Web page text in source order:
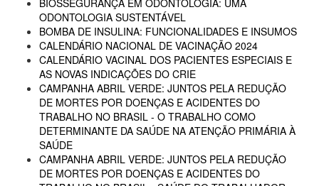
BIOSSEGURANÇA EM ODONTOLOGIA: UMA
ODONTOLOGIA SUSTENTÁVEL
BOMBA DE INSULINA: FUNCIONALIDADES E INSUMOS
CALENDÁRIO NACIONAL DE VACINAÇÃO 2024
CALENDÁRIO VACINAL DOS PACIENTES ESPECIAIS E
AS NOVAS INDICAÇÕES DO CRIE
CAMPANHA ABRIL VERDE: JUNTOS PELA REDUÇÃO
DE MORTES POR DOENÇAS E ACIDENTES DO
TRABALHO NO BRASIL - O TRABALHO COMO
DETERMINANTE DA SAÚDE NA ATENÇÃO PRIMÁRIA À
SAÚDE
CAMPANHA ABRIL VERDE: JUNTOS PELA REDUÇÃO
DE MORTES POR DOENÇAS E ACIDENTES DO